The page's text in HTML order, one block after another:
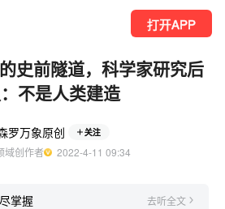
打开APP
史前隧道，科学家研究后
不是人类建造
罗万象原创 关注
域创作者
  2022-4-11 09:34
掌握 去听全文